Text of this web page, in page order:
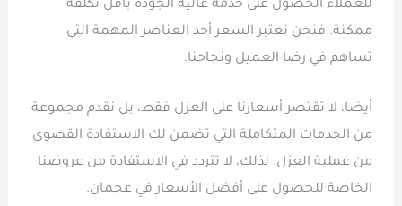
للعملاء الحصول على خدمة عالية الجودة بأقل تكلفة
ممكنة. فنحن نعتبر السعر أحد العناصر المهمة التي
تساهم في رضا العميل ونجاحنا.
أيضا، لا تقتصر أسعارنا على العزل فقط، بل نقدم مجموعة
من الخدمات المتكاملة التي تضمن لك الاستفادة القصوى
من عملية العزل. لذلك، لا تتردد في الاستفادة من عروضنا
الخاصة للحصول على أفضل الأسعار في عجمان.